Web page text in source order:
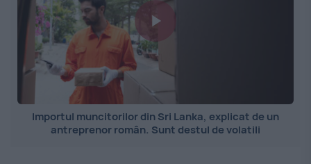
Importul muncitorilor din Sri Lanka, explicat de un
antreprenor român. Sunt destul de volatili